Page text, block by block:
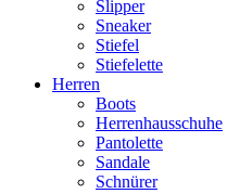
Slipper
Sneaker
Stiefel
Stiefelette
Herren
Boots
Herrenhausschuhe
Pantolette
Sandale
Schnürer